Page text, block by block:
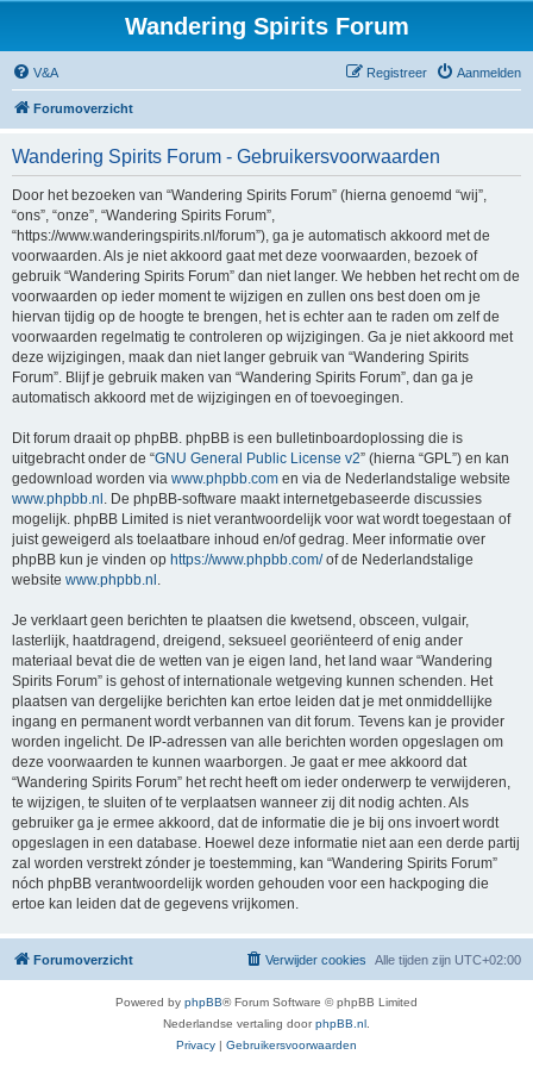
Wandering Spirits Forum
V&A Aanmelden
Registreer
Forumoverzicht
Wandering Spirits Forum - Gebruikersvoorwaarden
Door het bezoeken van “Wandering Spirits Forum” (hierna genoemd “wij”,
“ons”, “onze”, “Wandering Spirits Forum”,
“https://www.wanderingspirits.nl/forum”), ga je automatisch akkoord met de
voorwaarden. Als je niet akkoord gaat met deze voorwaarden, bezoek of
gebruik “Wandering Spirits Forum” dan niet langer. We hebben het recht om de
voorwaarden op ieder moment te wijzigen en zullen ons best doen om je
hiervan tijdig op de hoogte te brengen, het is echter aan te raden om zelf de
voorwaarden regelmatig te controleren op wijzigingen. Ga je niet akkoord met
deze wijzigingen, maak dan niet langer gebruik van “Wandering Spirits
Forum”. Blijf je gebruik maken van “Wandering Spirits Forum”, dan ga je
automatisch akkoord met de wijzigingen en of toevoegingen.
Dit forum draait op phpBB. phpBB is een bulletinboardoplossing die is
uitgebracht onder de “GNU General Public License v2” (hierna “GPL”) en kan
gedownload worden via www.phpbb.com en via de Nederlandstalige website
www.phpbb.nl . De phpBB-software maakt internetgebaseerde discussies
mogelijk. phpBB Limited is niet verantwoordelijk voor wat wordt toegestaan of
juist geweigerd als toelaatbare inhoud en/of gedrag. Meer informatie over
phpBB kun je vinden op https://www.phpbb.com/of de Nederlandstalige
website www.phpbb.nl .
Je verklaart geen berichten te plaatsen die kwetsend, obsceen, vulgair,
lasterlijk, haatdragend, dreigend, seksueel georiënteerd of enig ander
materiaal bevat die de wetten van je eigen land, het land waar “Wandering
Spirits Forum” is gehost of internationale wetgeving kunnen schenden. Het
plaatsen van dergelijke berichten kan ertoe leiden dat je met onmiddellijke
ingang en permanent wordt verbannen van dit forum. Tevens kan je provider
worden ingelicht. De IP-adressen van alle berichten worden opgeslagen om
deze voorwaarden te kunnen waarborgen. Je gaat er mee akkoord dat
“Wandering Spirits Forum” het recht heeft om ieder onderwerp te verwijderen,
te wijzigen, te sluiten of te verplaatsen wanneer zij dit nodig achten. Als
gebruiker ga je ermee akkoord, dat de informatie die je bij ons invoert wordt
opgeslagen in een database. Hoewel deze informatie niet aan een derde partij
zal worden verstrekt zónder je toestemming, kan “Wandering Spirits Forum”
nóch phpBB verantwoordelijk worden gehouden voor een hackpoging die
ertoe kan leiden dat de gegevens vrijkomen.
Forumoverzicht Alle tijden zijn UTC+02:00
Verwijder cookies
Powered by phpBB® Forum Software © phpBB Limited
Nederlandse vertaling doorphpBB.nl
Privacy | Gebruikersvoorwaarden